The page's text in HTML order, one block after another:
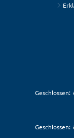
Klicken, um
Geschlossen:
Klicken, um
Geschlossen: